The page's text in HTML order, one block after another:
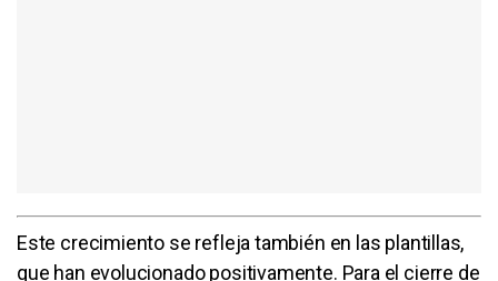
Este crecimiento se refleja también en las plantillas,
que han evolucionado positivamente. Para el cierre de